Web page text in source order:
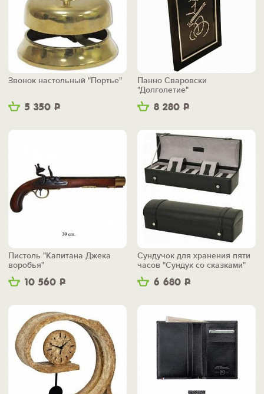
5 350 Р
Звонок настольный "Портье"
8 280 Р
Панно Сваровски
"Долголетие"
10 560 Р
Пистоль "Капитана Джека
воробья"
6 680 Р
Сундучок для хранения пяти
часов "Сундук со сказками"